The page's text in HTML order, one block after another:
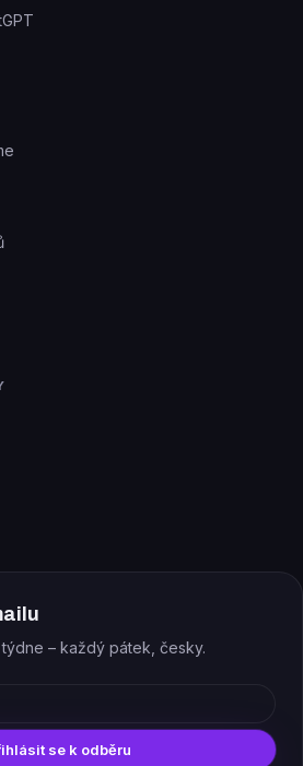
– každý pátek, česky.
se k odběru